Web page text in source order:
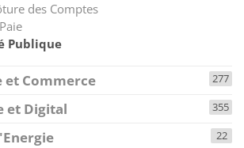
des Comptes
Publique
et Commerce 277
et Digital 355
22